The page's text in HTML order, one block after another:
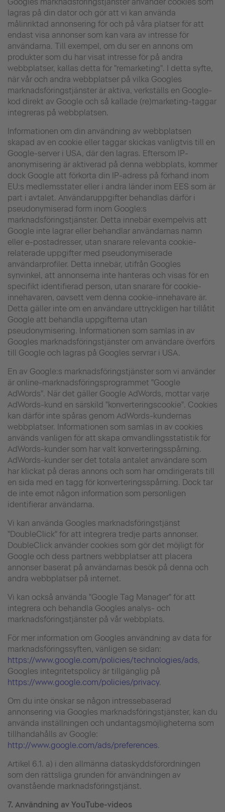
lagras på din dator och gör att vi kan använda
målinriktad annonsering för och på våra platser för att
endast visa annonser som kan vara av intresse för
användarna. Till exempel, om du ser en annons om
produkter som du har visat intresse för på andra
webbplatser, kallas detta för "remarketing". I detta syfte,
när vår och andra webbplatser på vilka Googles
marknadsföringstjänster är aktiva, verkställs en Google-
kod direkt av Google och så kallade (re)marketing-taggar
integreras på webbplatsen.
Informationen om din användning av webbplatsen
skapad av en cookie eller taggar skickas vanligtvis till en
Google-server i USA, där den lagras. Eftersom IP-
anonymisering är aktiverad på denna webbplats, kommer
dock Google att förkorta din IP-adress på förhand inom
EU:s medlemsstater eller i andra länder inom EES som är
part i avtalet. Användaruppgifter behandlas därför i
pseudonymiserad form inom Google:s
marknadsföringstjänster. Detta innebär exempelvis att
Google inte lagrar eller behandlar användarnas namn
eller e-postadresser, utan snarare relevanta cookie-
relaterade uppgifter med pseudonymiserade
användarprofiler. Detta innebär, utifrån Googles
synvinkel, att annonserna inte hanteras och visas för en
specifikt identifierad person, utan snarare för cookie-
innehavaren, oavsett vem denna cookie-innehavare är.
Detta gäller inte om en användare uttryckligen har tillåtit
Google att behandla uppgifterna utan
pseudonymisering. Informationen som samlas in av
Googles marknadsföringstjänster om användare överförs
till Google och lagras på Googles servrar i USA.
En av Google:s marknadsföringstjänster som vi använder
är online-marknadsföringsprogrammet "Google
AdWords". När det gäller Google AdWords, mottar varje
AdWords-kund en särskild "konverteringscookie". Cookies
kan därför inte spåras genom AdWords-kundernas
webbplatser. Informationen som samlas in av cookies
används vanligen för att skapa omvandlingsstatistik för
AdWords-kunder som har valt konverteringsspårning.
AdWords-kunder ser det totala antalet användare som
har klickat på deras annons och som har omdirigerats till
en sida med en tagg för konverteringsspårning. Dock tar
de inte emot någon information som personligen
identifierar användarna.
Vi kan använda Googles marknadsföringstjänst
"DoubleClick" för att integrera tredje parts annonser.
DoubleClick använder cookies som gör det möjligt för
Google och dess partners webbplatser att placera
annonser baserat på användarnas besök på denna och
andra webbplatser på internet.
Vi kan också använda "Google Tag Manager" för att
integrera och behandla Googles analys- och
marknadsföringstjänster på vår webbplats.
För mer information om Googles användning av data för
marknadsföringssyften, vänligen se sidan:
https://www.google.com/policies/technologies/ads,
Googles integritetspolicy är tillgänglig på
https://www.google.com/policies/privacy.
Om du inte önskar se någon intressebaserad
annonsering via Googles marknadsföringstjänster, kan du
använda inställningen och undantagsmöjligheterna som
tillhandahålls av Google:
http://www.google.com/ads/preferences.
Artikel 6.1. a) i den allmänna dataskyddsförordningen
som den rättsliga grunden för användningen av
ovanstående marknadsföringstjänst.
7. Användning av YouTube-videos